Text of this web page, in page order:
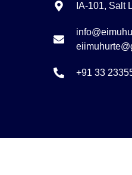
IA-101, Salt
+91 33